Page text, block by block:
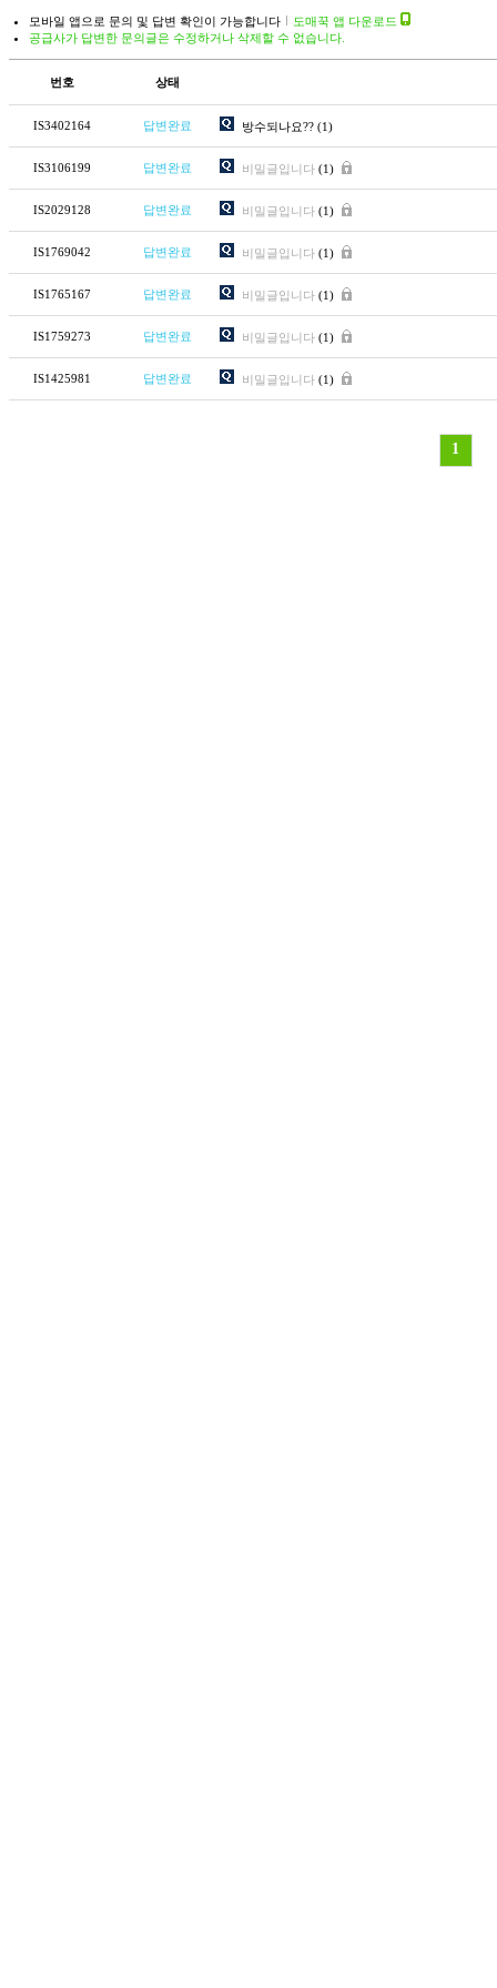
모바일 앱으로 문의 및 답변 확인이 가능합니다
도매꾹 앱 다운로드
공급사가 답변한 문의글은 수정하거나 삭제할 수 없습니다.
번호 상태
IS3402164 답변완료 방수되나요?? (1)
IS3106199 답변완료 비밀글입니다 (1)
IS2029128 답변완료 비밀글입니다 (1)
IS1769042 답변완료 비밀글입니다 (1)
IS1765167 답변완료 비밀글입니다 (1)
IS1759273 답변완료 비밀글입니다 (1)
IS1425981 답변완료 비밀글입니다 (1)
1